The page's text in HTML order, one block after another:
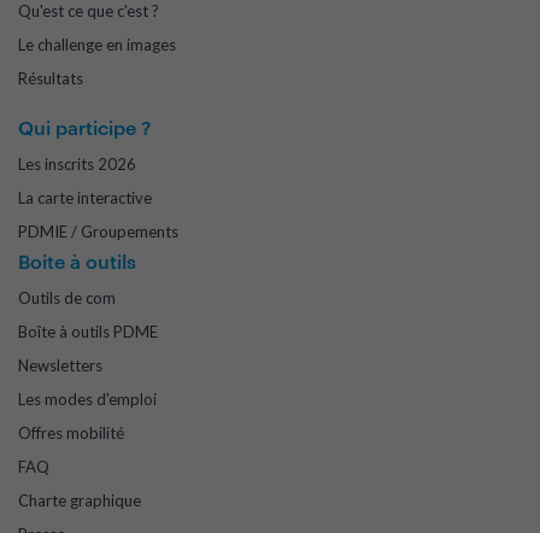
Qu'est ce que c'est ?
Le challenge en images
Résultats
Qui participe ?
Les inscrits 2026
La carte interactive
PDMIE / Groupements
Boite à outils
Outils de com
Boîte à outils PDME
Newsletters
Les modes d'emploi
Offres mobilité
FAQ
Charte graphique